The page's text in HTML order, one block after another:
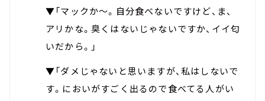
▼「マックか～。自分食べないですけど、ま、
アリかな。臭くはないじゃないですか、イイ匂
いだから。」
▼「ダメじゃないと思いますが、私はしないで
す。においがすごく出るので食べてる人がい